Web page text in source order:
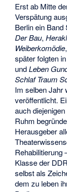
Erst ab Mitte
Verspätung
Berlin ein
Der Bau,
Weiberkomödie
später folgten
undLeben
Schlaf Traum
Im selben Jahr
veröffentlicht.
auch
Ruhm
Herausgeber
Rehabilitierung
Klasse der
selbst als
dem zu leben